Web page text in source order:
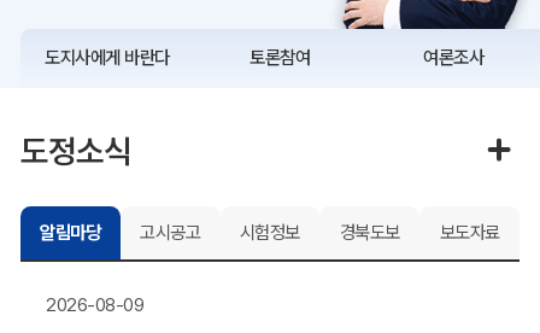
도지사에게 바란다 토론참여 여론조사
도정소식
알림마당 고시공고 시험정보 경북도보 보도자료
2026-08-09